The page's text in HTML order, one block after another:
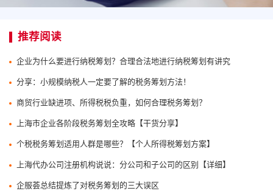
推荐阅读
企业为什么要进行纳税筹划？合理合法地进行纳税筹划有讲究
分享：小规模纳税人一定要了解的税务筹划方法！
商贸行业缺进项、所得税税负重，如何合理税务筹划？
上海市企业各阶段税务筹划全攻略【干货分享】
个税税务筹划适用人群是哪些？【个人所得税筹划方案】
上海代办公司注册机构说说：分公司和子公司的区别【详细】
企服荟总结提炼了对税务筹划的三大误区